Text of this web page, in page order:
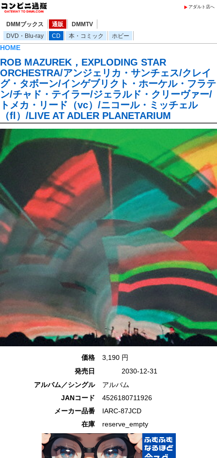
アダルト店へ
DMMブックス 通販
DMMTV
DVD・Blu-ray
CD 本・コミック ホビー
HOME
ROB MAZUREK，EXPLODING STAR
ORCHESTRA/アンジェリカ・サンチェス/クレイ
グ・タボーン/インゲブリクト・ホーケル・フラテ
ン/チャド・テイラー/ジェラルド・クリーヴァー/
トメカ・リード（vc）/ニコール・ミッチェル
（fl）/LIVE AT ADLER PLANETARIUM
価格
3,190 円
発売日
2030-12-31
アルバム／シングル
アルバム
JANコード
4526180711926
メーカー品番
IARC-87JCD
在庫
reserve_empty